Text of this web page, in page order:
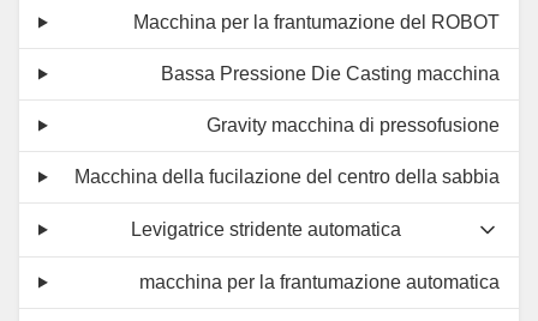
Macchina per la frantumazione del ROBOT
Bassa Pressione Die Casting macchina
Gravity macchina di pressofusione
Macchina della fucilazione del centro della sabbia
Levigatrice stridente automatica
macchina per la frantumazione automatica